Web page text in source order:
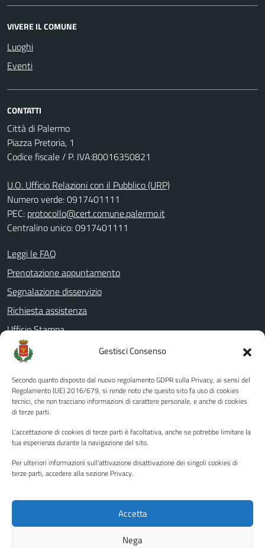
Gestisci Consenso
Secondo quanto disposto dal nuovo regolamento GDPR sulla Privacy, ai sensi del
Regolamento (UE) 2016/679, si rende noto che questo sito fa uso di cookies
tecnici, che non tracciano informazioni di carattere personale, e anche di cookies
di terze parti.
L'accettazione di cookies di terze parti è facoltativa, anche se potrebbe limitare la
tua esperienza durante la navigazione del sito.
Per ulteriori informazioni sull'attivazione disattivazione dei singoli cookies di
terze parti, accedere alla sezione Privacy.
Accetta
Nega
VIVERE IL COMUNE
Luoghi
Eventi
CONTATTI
Città di Palermo
Piazza Pretoria, 1
Codice fiscale / P. IVA:80016350821
U.O. Ufficio Relazioni con il Pubblico (URP)
Numero verde: 0917401111
PEC: protocollo@cert.comune.palermo.it
Centralino unico: 0917401111
Leggi le FAQ
Prenotazione appuntamento
Segnalazione disservizio
Richiesta assistenza
Ufficio Stampa
Amministrazione Trasparente
Albo pretorio
Informativa privacy
Note legali
Piano di miglioramento del sito
Instagram